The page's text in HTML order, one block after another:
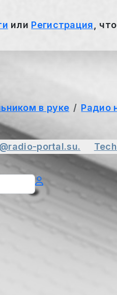
или Регистрация ,
в руке Радио
portal.su.